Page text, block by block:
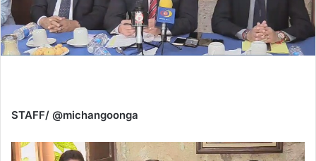
STAFF/ @michangoonga